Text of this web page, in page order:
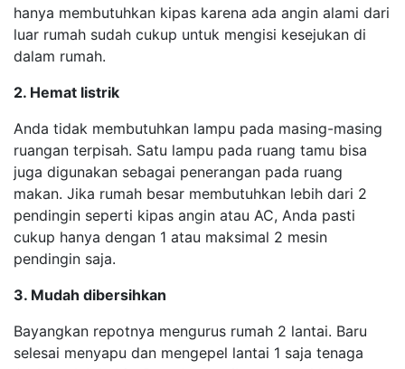
hanya membutuhkan kipas karena ada angin alami dari
luar rumah sudah cukup untuk mengisi kesejukan di
dalam rumah.
2. Hemat listrik
Anda tidak membutuhkan lampu pada masing-masing
ruangan terpisah. Satu lampu pada ruang tamu bisa
juga digunakan sebagai penerangan pada ruang
makan. Jika rumah besar membutuhkan lebih dari 2
pendingin seperti kipas angin atau AC, Anda pasti
cukup hanya dengan 1 atau maksimal 2 mesin
pendingin saja.
3. Mudah dibersihkan
Bayangkan repotnya mengurus rumah 2 lantai. Baru
selesai menyapu dan mengepel lantai 1 saja tenaga